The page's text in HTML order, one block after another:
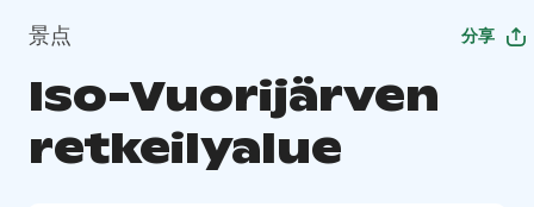
景点 分享
Iso-Vuorijärven
retkeilyalue